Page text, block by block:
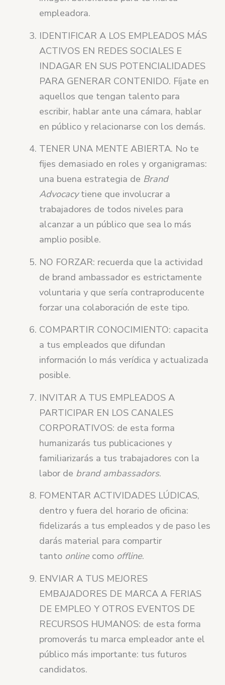
empleadora.
IDENTIFICAR A LOS EMPLEADOS MÁS
ACTIVOS EN REDES SOCIALES E
INDAGAR EN SUS POTENCIALIDADES
PARA GENERAR CONTENIDO. Fíjate en
aquellos que tengan talento para
escribir, hablar ante una cámara, hablar
en público y relacionarse con los demás.
TENER UNA MENTE ABIERTA. No te
fijes demasiado en roles y organigramas:
una buena estrategia de Brand
Advocacytiene que involucrar a
trabajadores de todos niveles para
alcanzar a un público que sea lo más
amplio posible.
NO FORZAR: recuerda que la actividad
de brand ambassador es estrictamente
voluntaria y que sería contraproducente
forzar una colaboración de este tipo.
COMPARTIR CONOCIMIENTO: capacita
a tus empleados que difundan
información lo más verídica y actualizada
posible.
INVITAR A TUS EMPLEADOS A
PARTICIPAR EN LOS CANALES
CORPORATIVOS: de esta forma
humanizarás tus publicaciones y
familiarizarás a tus trabajadores con la
labor de brand ambassadors.
FOMENTAR ACTIVIDADES LÚDICAS,
dentro y fuera del horario de oficina:
fidelizarás a tus empleados y de paso les
darás material para compartir
tanto onlinecomo offline.
ENVIAR A TUS MEJORES
EMBAJADORES DE MARCA A FERIAS
DE EMPLEO Y OTROS EVENTOS DE
RECURSOS HUMANOS: de esta forma
promoverás tu marca empleador ante el
público más importante: tus futuros
candidatos.